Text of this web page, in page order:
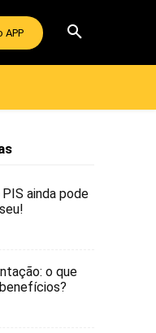
APP
ainda pode
o que